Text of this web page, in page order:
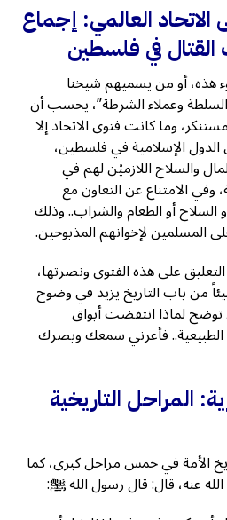
الاتحاد العالمي: إجماع
في فلسطين
هذه، أو من يسميهم شيخنا
السلطة وعملاء الشرطة”، يحسب أن
وما كانت فتوى الاتحاد إلا
الإسلامية في فلسطين،
والسلاح اللازميْن لهم في
وفي الامتناع عن التعاون مع
السلاح أو الطعام والشراب.. وذلك
المسلمين لإخوانهم المذبوحين.
على هذه الفتوى ونصرتها،
من باب التاريخ يزيد في وضوح
توضح لماذا انتفضت أبواق
الطبيعية.. فأعرني سمعك وبصرك
المراحل التاريخية
الأمة في خمس مراحل كبرى، كما
عنه، قال: قال رسول الله ﷺ: